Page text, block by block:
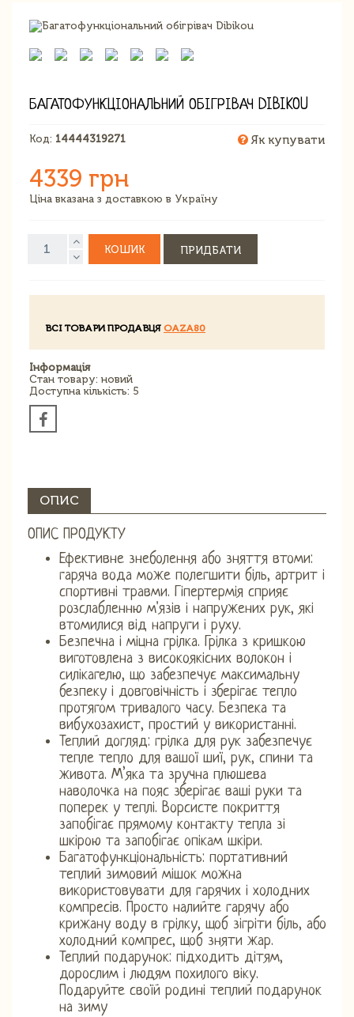
БАГАТОФУНКЦІОНАЛЬНИЙ ОБІГРІВАЧ DIBIKOU
Код: 14444319271 Як купувати
4339 грн
Ціна вказана з доставкою в Україну
КОШИК ПРИДБАТИ
ВСІ ТОВАРИ ПРОДАВЦЯ OAZA80
Інформація
Стан товару: новий
Доступна кількість: 5
ОПИС
ОПИС ПРОДУКТУ
Ефективне знеболення або зняття втоми:
гаряча вода може полегшити біль, артрит і
спортивні травми. Гіпертермія сприяє
розслабленню м'язів і напружених рук, які
втомилися від напруги і руху.
Безпечна і міцна грілка. Грілка з кришкою
виготовлена ​​з високоякісних волокон і
силікагелю, що забезпечує максимальну
безпеку і довговічність і зберігає тепло
протягом тривалого часу. Безпека та
вибухозахист, простий у використанні.
Теплий догляд: грілка для рук забезпечує
тепле тепло для вашої шиї, рук, спини та
живота. М’яка та зручна плюшева
наволочка на пояс зберігає ваші руки та
поперек у теплі. Ворсисте покриття
запобігає прямому контакту тепла зі
шкірою та запобігає опікам шкіри.
Багатофункціональність: портативний
теплий зимовий мішок можна
використовувати для гарячих і холодних
компресів. Просто налийте гарячу або
крижану воду в грілку, щоб зігріти біль, або
холодний компрес, щоб зняти жар.
Теплий подарунок: підходить дітям,
дорослим і людям похилого віку.
Подаруйте своїй родині теплий подарунок
на зиму